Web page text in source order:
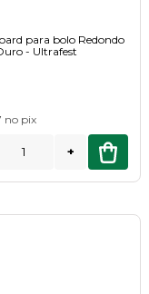
para bolo Redondo
- Ultrafest
no pix
+